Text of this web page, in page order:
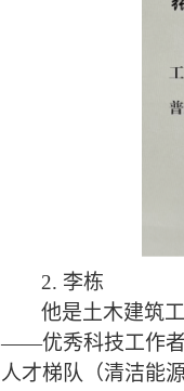
2. 李栋
他是土木建筑
——优秀科技工作者
人才梯队（清洁能